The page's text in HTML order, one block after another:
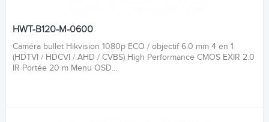
HWT-B120-M-0600
Caméra bullet Hikvision 1080p ECO / objectif 6.0 mm 4 en 1
(HDTVI / HDCVI / AHD / CVBS) High Performance CMOS EXIR 2.0
IR Portée 20 m Menu OSD...